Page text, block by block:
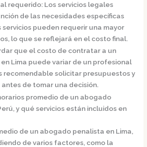
requerido: Los servicios legales
de las necesidades específicas
pueden requerir una mayor
lo que se reflejará en el costo final.
que el costo de contratar a un
Lima puede variar de un profesional
recomendable solicitar presupuestos y
de tomar una decisión.
promedio de un abogado
y qué servicios están incluidos en
de un abogado penalista en Lima,
de varios factores, como la